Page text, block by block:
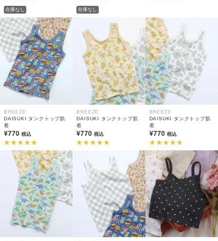
在庫なし 在庫なし
BREEZE
DAISUKI タンクトップ肌
着
¥770 税込
BREEZE
DAISUKI タンクトップ肌
着
¥770税込
BREEZE
DAISUKI タンクトップ肌
着
¥770 税込